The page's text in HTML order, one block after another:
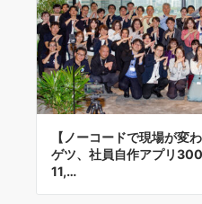
【ノーコードで現場が変
ゲツ、社員自作アプリ
11,…